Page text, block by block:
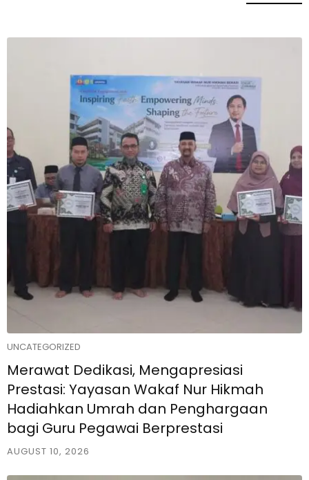
UNCATEGORIZED
Merawat Dedikasi, Mengapresiasi
Prestasi: Yayasan Wakaf Nur Hikmah
Hadiahkan Umrah dan Penghargaan
bagi Guru Pegawai Berprestasi
AUGUST 10, 2026